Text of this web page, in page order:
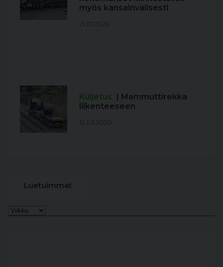
myös kansainvälisesti
21.01.2020
Kuljetus | Mammuttirekka
liikenteeseen
12.03.2020
Luetuimmat